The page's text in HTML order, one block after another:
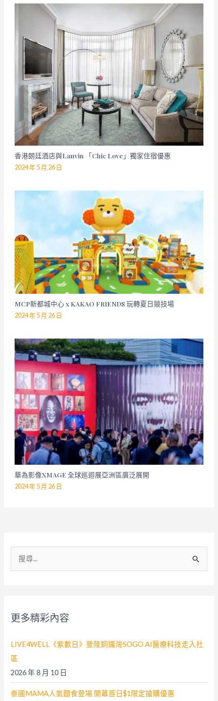
香港朗廷酒店與Lanvin 「Chic Love」獨家住宿優惠
2024 年 5 月 26 日
MCP新都城中心 x KAKAO FRIENDS 玩轉夏日競技場
2024 年 5 月 26 日
華為影像XMAGE 全球巡迴展亞洲區廣泛展開
2024 年 5 月 26 日
:
更多精彩內容
LIVE4WELL《紫數日》登陸銅鑼灣SOGO AI醫療科技走入社
區
2026 年 8 月 10 日
泰國MAMA人氣麵食登場 開幕首日$1限定搶購優惠